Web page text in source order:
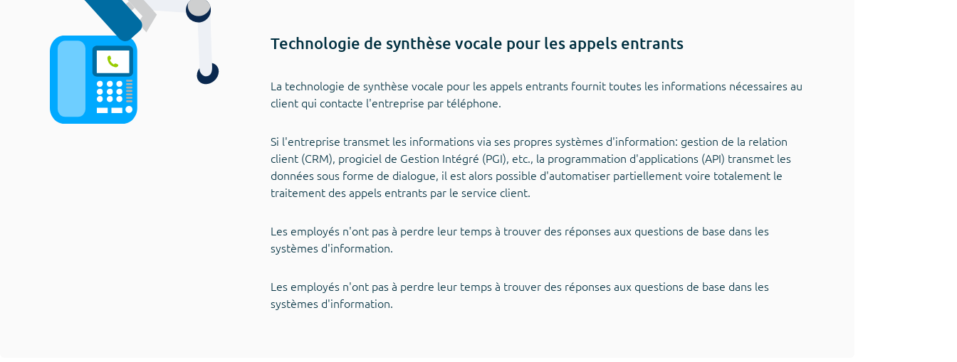
Technologie de synthèse vocale pour les appels entrants
La technologie de synthèse vocale pour les appels entrants fournit toutes les informations nécessaires au
client qui contacte l'entreprise par téléphone.
Si l'entreprise transmet les informations via ses propres systèmes d'information: gestion de la relation
client (CRM), progiciel de Gestion Intégré (PGI), etc., la programmation d'applications (API) transmet les
données sous forme de dialogue, il est alors possible d'automatiser partiellement voire totalement le
traitement des appels entrants par le service client.
Les employés n'ont pas à perdre leur temps à trouver des réponses aux questions de base dans les
systèmes d'information.
Les employés n'ont pas à perdre leur temps à trouver des réponses aux questions de base dans les
systèmes d'information.